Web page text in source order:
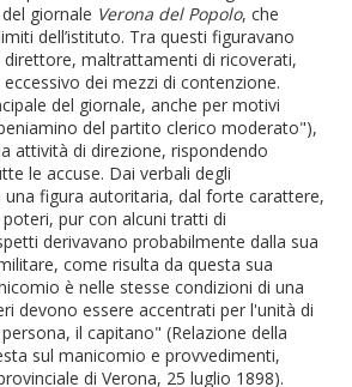
giornale Verona del Popolo, che
dell’istituto. Tra questi figuravano
direttore, maltrattamenti di ricoverati,
dei mezzi di contenzione.
del giornale, anche per motivi
del partito clerico moderato"),
attività di direzione, rispondendo
le accuse. Dai verbali degli
figura autoritaria, dal forte carattere,
pur con alcuni tratti di
derivavano probabilmente dalla sua
come risulta da questa sua
è nelle stesse condizioni di una
devono essere accentrati per l'unità di
il capitano" (Relazione della
sul manicomio e provvedimenti,
di Verona, 25 luglio 1898).